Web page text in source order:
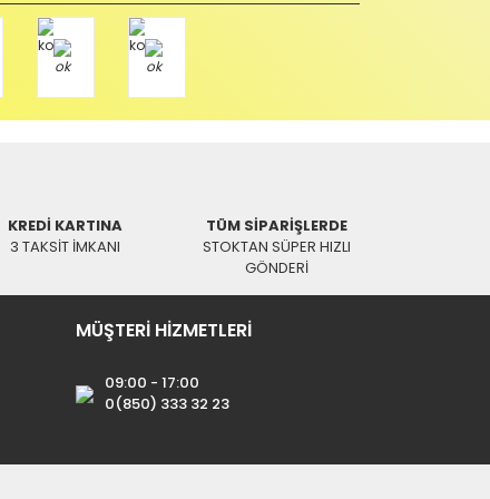
TL
KREDİ KARTINA
3 TAKSİT İMKANI
TÜM SİPARİŞLERDE
STOKTAN SÜPER HIZLI
GÖNDERİ
MÜŞTERİ HİZMETLERİ
09:00 - 17:00
0(850) 333 32 23